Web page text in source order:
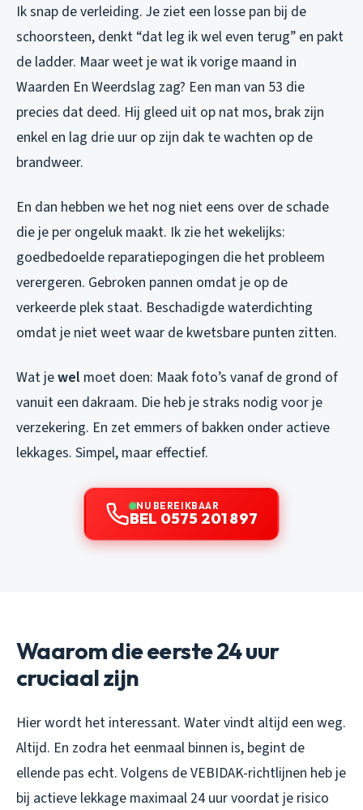
Ik snap de verleiding. Je ziet een losse pan bij de
schoorsteen, denkt “dat leg ik wel even terug” en pakt
de ladder. Maar weet je wat ik vorige maand in
Waarden En Weerdslag zag? Een man van 53 die
precies dat deed. Hij gleed uit op nat mos, brak zijn
enkel en lag drie uur op zijn dak te wachten op de
brandweer.
En dan hebben we het nog niet eens over de schade
die je per ongeluk maakt. Ik zie het wekelijks:
goedbedoelde reparatiepogingen die het probleem
verergeren. Gebroken pannen omdat je op de
verkeerde plek staat. Beschadigde waterdichting
omdat je niet weet waar de kwetsbare punten zitten.
Wat jewel moet doen: Maak foto’s vanaf de grond of
vanuit een dakraam. Die heb je straks nodig voor je
verzekering. En zet emmers of bakken onder actieve
lekkages. Simpel, maar effectief.
NU BEREIKBAAR
BEL 0575 201 897
Waarom die eerste 24 uur
cruciaal zijn
Hier wordt het interessant. Water vindt altijd een weg.
Altijd. En zodra het eenmaal binnen is, begint de
ellende pas echt. Volgens de VEBIDAK-richtlijnen heb je
bij actieve lekkage maximaal 24 uur voordat je risico